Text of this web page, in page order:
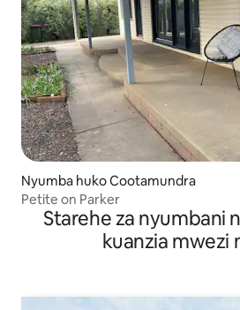
Nyumba huko Cootamundra
Petite on Parker
Starehe za nyumbani
kuanzia mwezi